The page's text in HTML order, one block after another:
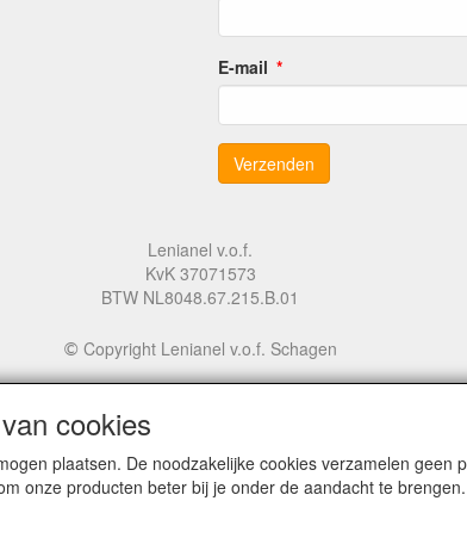
E-mail
Lenianel v.o.f.
KvK 37071573
BTW NL8048.67.215.B.01
© Copyright Lenianel v.o.f. Schagen
cookies
plaatsen. De noodzakelijke cookies verzamelen
onze producten beter bij je onder de aandacht te